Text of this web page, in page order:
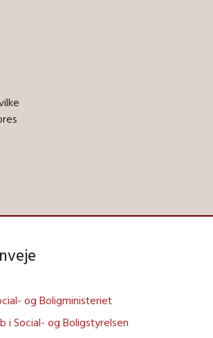
og Boligministeriet
i Social- og Boligstyrelsen